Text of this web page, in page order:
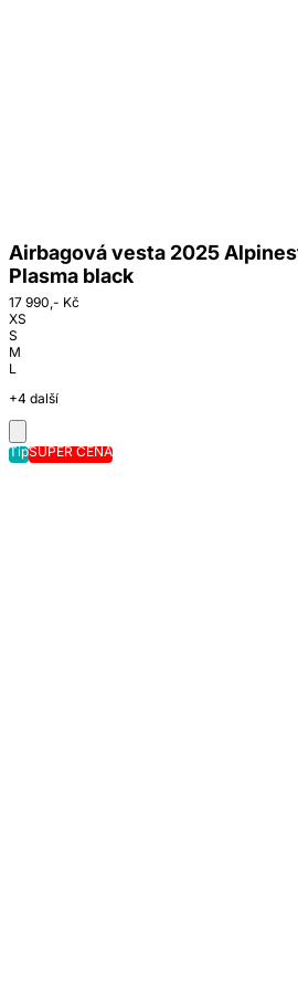
Airbagová vesta 2025
Plasma black
17 990,- Kč
XS
S
M
L
+4 další
TipSUPER CENA